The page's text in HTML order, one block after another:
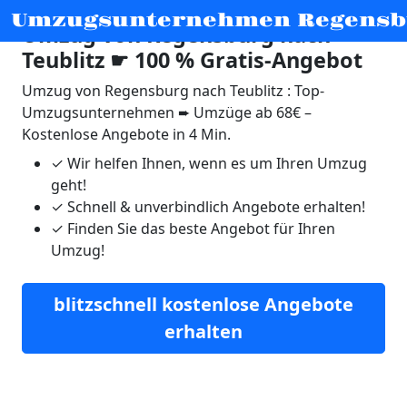
Umzugsunternehmen
Umzug von Regensburg nach
Teublitz ☛ 100 % Gratis-Angebot
Umzug von Regensburg nach Teublitz : Top-
Umzugsunternehmen ➨ Umzüge ab 68€ –
Kostenlose Angebote in 4 Min.
✓ Wir helfen Ihnen, wenn es um Ihren Umzug
geht!
✓ Schnell & unverbindlich Angebote erhalten!
✓ Finden Sie das beste Angebot für Ihren
Umzug!
blitzschnell kostenlose Angebote
erhalten